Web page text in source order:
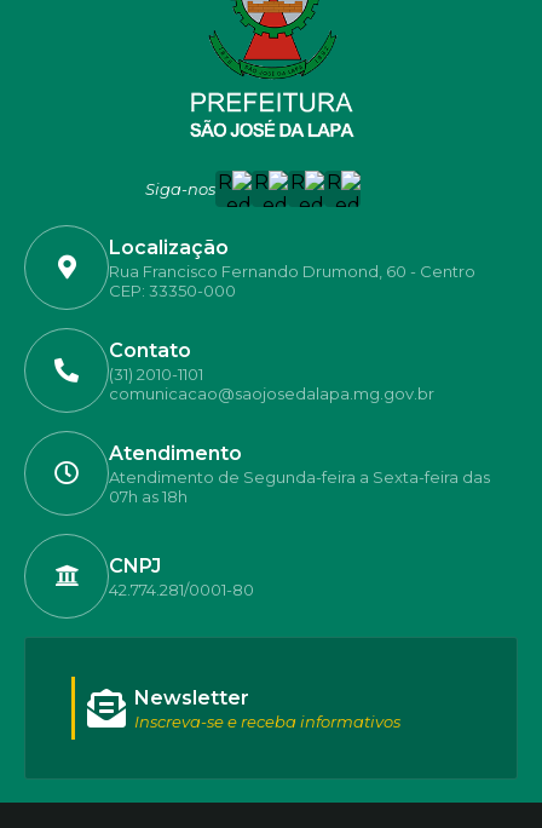
Siga-nos
Localização
Rua Francisco Fernando Drumond, 60 - Centro
CEP: 33350-000
Contato
(31) 2010-1101
comunicacao@saojosedalapa.mg.gov.br
Atendimento
Atendimento de Segunda-feira a Sexta-feira das
07h as 18h
CNPJ
42.774.281/0001-80
Newsletter
Inscreva-se e receba informativos